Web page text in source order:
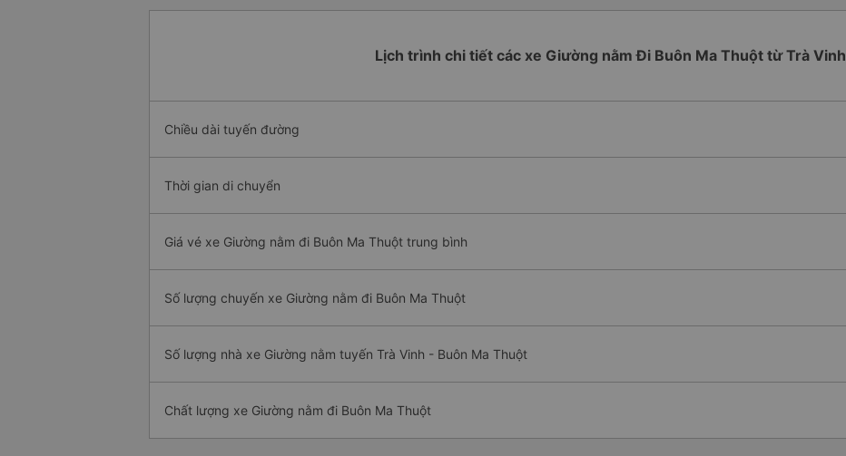
Lịch trình chi tiết các xe Giường nằm Đi Buôn Ma Thuột từ Trà Vinh
Chiều dài tuyến đường
Thời gian di chuyển
Giá vé xe Giường nằm đi Buôn Ma Thuột trung bình
Số lượng chuyến xe Giường nằm đi Buôn Ma Thuột
Số lượng nhà xe Giường nằm tuyến Trà Vinh - Buôn Ma Thuột
Chất lượng xe Giường nằm đi Buôn Ma Thuột